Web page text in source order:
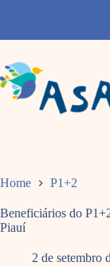
Home P1+2
Beneficiários do
Piauí
2 de setembro